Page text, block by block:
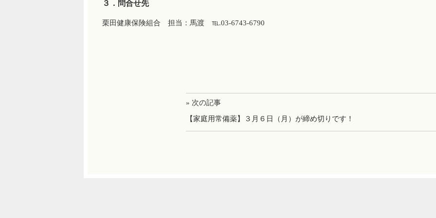
３．問合せ先
栗田健康保険組合 担当：馬渡 ℡.03-6743-6790
» 次の記事
【家庭用常備薬】３月６日（月）が締め切りです！